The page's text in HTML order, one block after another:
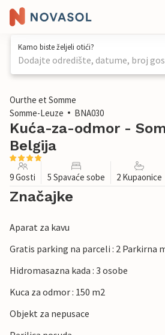
Kamo biste željeli otići?
Dodajte odredište, datume, broj
1 / 18
Ourthe et Somme
Somme-Leuze
BNA030
Kuća-za-odmor -
Belgija
9 Gosti 5 Spavaće sobe 2 Kupaonice
Značajke
Aparat za kavu
Gratis parking na parceli : 2 Parkirna
Hidromasazna kada : 3 osobe
Kuca za odmor : 150 m2
Objekt za nepusace